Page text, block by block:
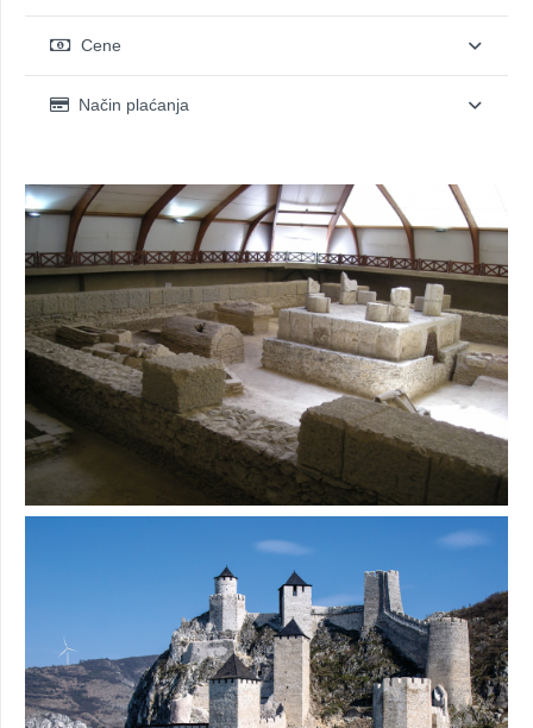
Cene
Način plaćanja